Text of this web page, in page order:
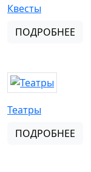
Квесты
ПОДРОБНЕЕ
Театры
ПОДРОБНЕЕ